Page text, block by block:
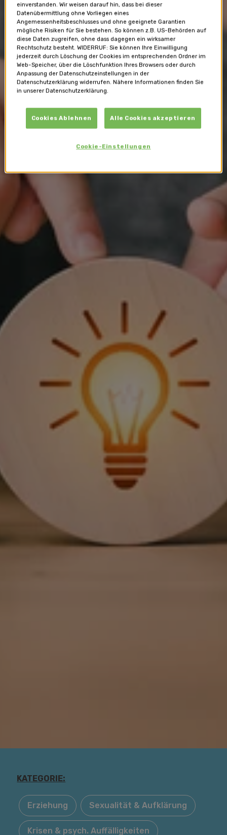
Themen
KATEGORIE:
Erziehung Sexualität & Aufklärung
Krisen & psych. Auffälligkeiten
einverstanden. Wir weisen darauf hin, dass bei dieser
Datenübermittlung ohne Vorliegen eines
Angemessenheitsbeschlusses und ohne geeignete Garantien
mögliche Risiken für Sie bestehen. So können z.B. US-Behörden auf
diese Daten zugreifen, ohne dass dagegen ein wirksamer
Rechtschutz besteht. WIDERRUF: Sie können Ihre Einwilligung
jederzeit durch Löschung der Cookies im entsprechenden Ordner im
Web-Speicher, über die Löschfunktion Ihres Browsers oder durch
Anpassung der Datenschutzeinstellungen in der
Datenschutzerklärung widerrufen. Nähere Informationen finden Sie
in unserer Datenschutzerklärung.
Cookies Ablehnen Alle Cookies akzeptieren
Cookie-Einstellungen